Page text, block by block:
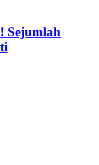
Sejumlah